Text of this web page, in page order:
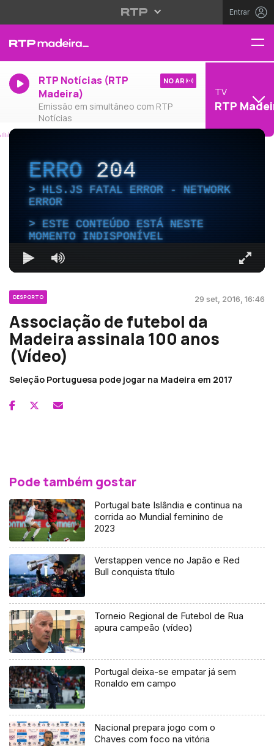
Entrar
RTP Notícias (RTP
Madeira)
Emissão em simultâneo com RTP
Notícias
NO AR
TV
RTP
ERRO204
HLS.JS FATAL ERROR - NETWORK
ERROR
ESTE CONTEÚDO ESTÁ NESTE
MOMENTO INDISPONÍVEL
DESPORTO 29 set, 2016, 16:46
Associação de futebol da
Madeira assinala 100 anos
(Vídeo)
Seleção Portuguesa pode jogar na Madeira em 2017
Pode também gostar
Portugal bate Islândia e continua na
corrida ao Mundial feminino de
2023
Verstappen vence no Japão e Red
Bull conquista título
Torneio Regional de Futebol de Rua
apura campeão (vídeo)
Portugal deixa-se empatar já sem
Ronaldo em campo
Nacional prepara jogo com o
Chaves com foco na vitória